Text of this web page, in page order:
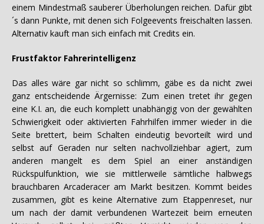
einem Mindestmaß sauberer Überholungen reichen. Dafür gibt
´s dann Punkte, mit denen sich Folgeevents freischalten lassen.
Alternativ kauft man sich einfach mit Credits ein.
Frustfaktor Fahrerintelligenz
Das alles wäre gar nicht so schlimm, gäbe es da nicht zwei
ganz entscheidende Ärgernisse: Zum einen tretet ihr gegen
eine K.I. an, die euch komplett unabhängig von der gewählten
Schwierigkeit oder aktivierten Fahrhilfen immer wieder in die
Seite brettert, beim Schalten eindeutig bevorteilt wird und
selbst auf Geraden nur selten nachvollziehbar agiert, zum
anderen mangelt es dem Spiel an einer anständigen
Rückspulfunktion, wie sie mittlerweile sämtliche halbwegs
brauchbaren Arcaderacer am Markt besitzen. Kommt beides
zusammen, gibt es keine Alternative zum Etappenreset, nur
um nach der damit verbundenen Wartezeit beim erneuten